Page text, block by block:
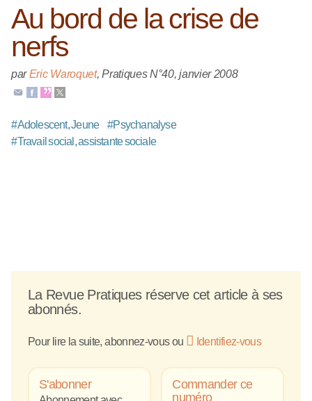
Au bord de la crise de
nerfs
parEric Waroquet,Pratiques N°40,janvier 2008
#Adolescent, Jeune #Psychanalyse
#Travail social, assistante sociale
La Revue Pratiques réserve cet article à ses
abonnés.
Pour lire la suite, abonnez-vous ou Identifiez-vous
S'abonner
Commander ce
numéro